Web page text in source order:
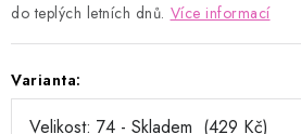
do teplých letních dnů. Více informací
Varianta: